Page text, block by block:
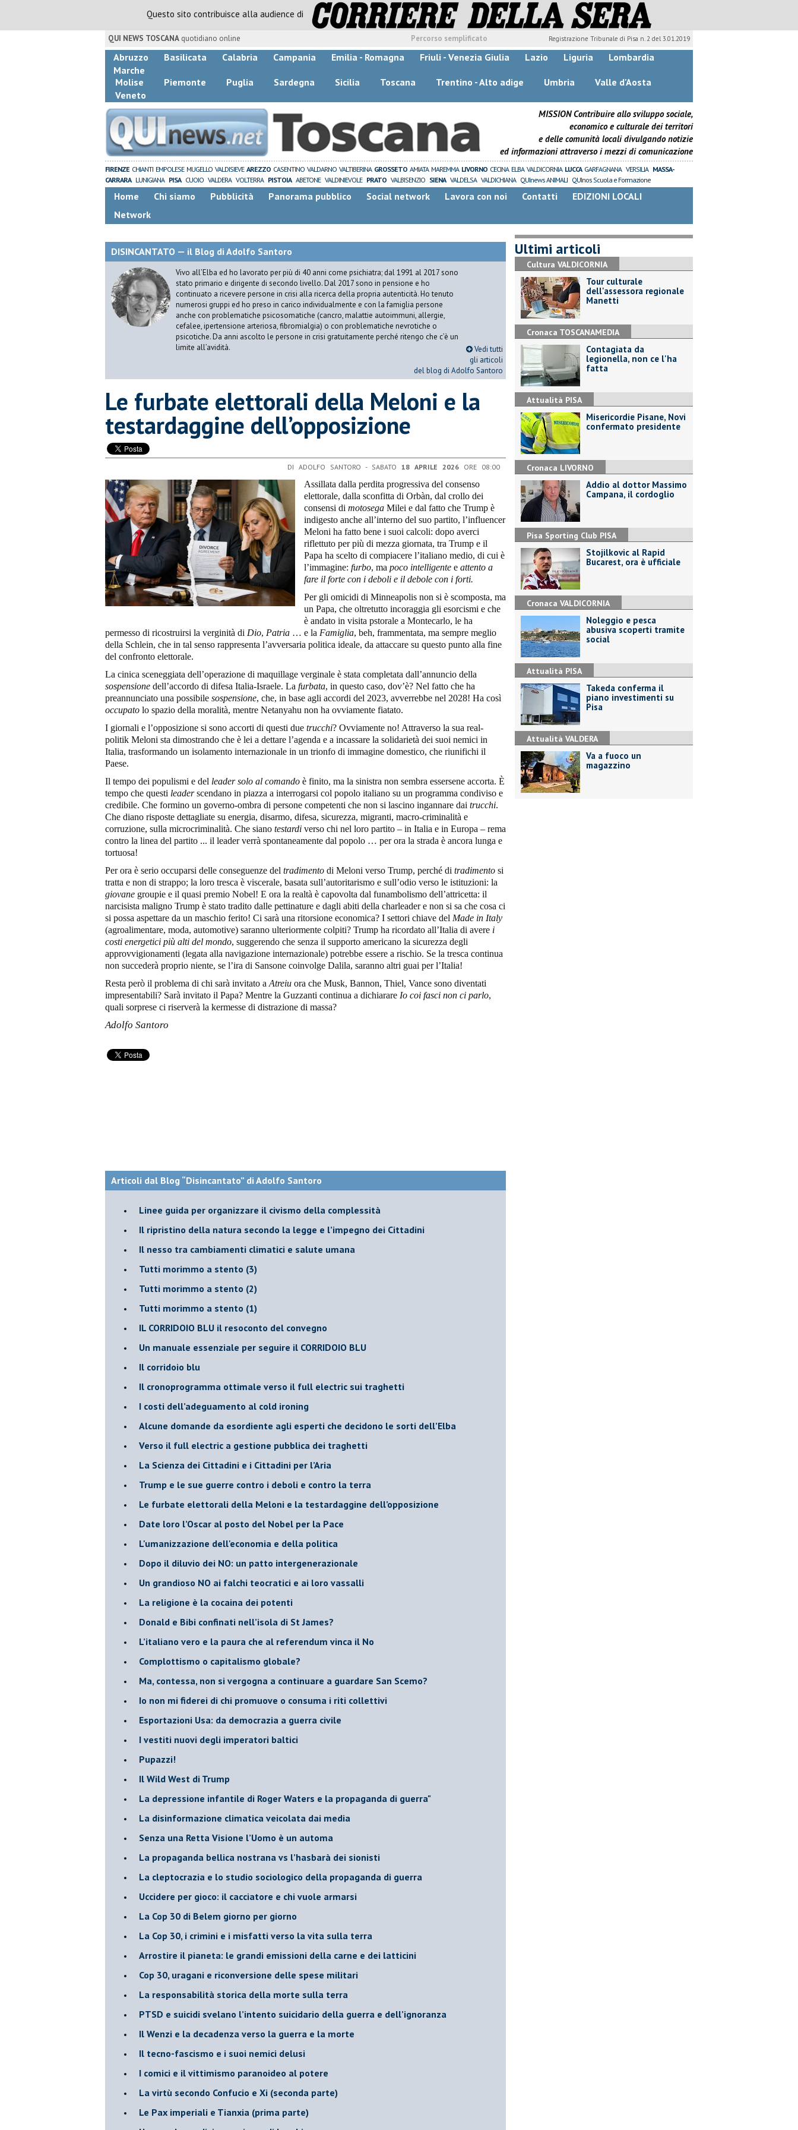
Questo sito contribuisce alla audience di
QUI NEWS TOSCANA quotidiano online Percorso semplificato Registrazione Tribunale di Pisa n. 2 del 3.01.2019
Abruzzo Basilicata Calabria Campania Emilia - Romagna Friuli - Venezia Giulia Lazio Liguria
Lombardia
Marche
Molise
Piemonte Puglia Sardegna Sicilia Toscana Trentino - Alto adige Umbria
Valle d'Aosta
Veneto
MISSION Contribuire allo sviluppo sociale,
economico e culturale dei territori
e delle comunità locali divulgando notizie
ed informazioni attraverso i mezzi di comunicazione
FIRENZE CHIANTI EMPOLESE MUGELLO VALDISIEVE AREZZO CASENTINO VALDARNO VALTIBERINA GROSSETO AMIATA MAREMMA LIVORNO CECINA ELBA VALDICORNIA LUCCA GARFAGNANA VERSILIA MASSA-
CARRARA LUNIGIANA PISA CUOIO VALDERA VOLTERRA PISTOIA ABETONE VALDINIEVOLE PRATO VALBISENZIO SIENA VALDELSA VALDICHIANA QUInews ANIMALI QUInos Scuola e Formazione
Home Chi siamo Pubblicità Panorama pubblico Social network Lavora con noi Contatti
EDIZIONI LOCALI
Network
DISINCANTATO — il Blog di Adolfo Santoro
Vivo all’Elba ed ho lavorato per più di 40 anni come psichiatra; dal 1991 al 2017 sono
stato primario e dirigente di secondo livello. Dal 2017 sono in pensione e ho
continuato a ricevere persone in crisi alla ricerca della propria autenticità. Ho tenuto
numerosi gruppi ed ho preso in carico individualmente e con la famiglia persone
anche con problematiche psicosomatiche (cancro, malattie autoimmuni, allergie,
cefalee, ipertensione arteriosa, fibromialgia) o con problematiche nevrotiche o
psicotiche. Da anni ascolto le persone in crisi gratuitamente perché ritengo che c’è un
limite all’avidità.
Vedi tutti
gli articoli
del blog di Adolfo Santoro
​Le furbate elettorali della Meloni e la
testardaggine dell’opposizione
DI ADOLFO SANTORO - SABATO 18 APRILE 2026 ORE 08:00
Assillata dalla perdita progressiva del consenso
elettorale, dalla sconfitta di Orbàn, dal crollo dei
consensi di motosega Milei e dal fatto che Trump è
indigesto anche all’interno del suo partito, l’influencer
Meloni ha fatto bene i suoi calcoli: dopo averci
riflettuto per più di mezza giornata, tra Trump e il
Papa ha scelto di compiacere l’italiano medio, di cui è
l’immagine: furbo, ma poco intelligente e attento a
fare il forte con i deboli e il debole con i forti.
Per gli omicidi di Minneapolis non si è scomposta, ma
un Papa, che oltretutto incoraggia gli esorcismi e che
è andato in visita pstorale a Montecarlo, le ha
permesso di ricostruirsi la verginità di Dio, Patria … e la Famiglia, beh, frammentata, ma sempre meglio
della Schlein, che in tal senso rappresenta l’avversaria politica ideale, da attaccare su questo punto alla fine
del confronto elettorale.
La cinica sceneggiata dell’operazione di maquillage verginale è stata completata dall’annuncio della
sospensione dell’accordo di difesa Italia-Israele. La furbata, in questo caso, dov’è? Nel fatto che ha
preannunciato una possibile sospensione, che, in base agli accordi del 2023, avverrebbe nel 2028! Ha così
occupato lo spazio della moralità, mentre Netanyahu non ha ovviamente fiatato.
I giornali e l’opposizione si sono accorti di questi due trucchi? Ovviamente no! Attraverso la sua real-
politik Meloni sta dimostrando che è lei a dettare l’agenda e a incassare la solidarietà dei suoi nemici in
Italia, trasformando un isolamento internazionale in un trionfo di immagine domestico, che riunifichi il
Paese.
Il tempo dei populismi e del leader solo al comando è finito, ma la sinistra non sembra essersene accorta. È
tempo che questi leaderscendano in piazza a interrogarsi col popolo italiano su un programma condiviso e
credibile. Che formino un governo-ombra di persone competenti che non si lascino ingannare dai trucchi.
Che diano risposte dettagliate su energia, disarmo, difesa, sicurezza, migranti, macro-criminalità e
corruzione, sulla microcriminalità. Che siano testardi verso chi nel loro partito – in Italia e in Europa – rema
contro la linea del partito ... il leader verrà spontaneamente dal popolo … per ora la strada è ancora lunga e
tortuosa!
Per ora è serio occuparsi delle conseguenze del tradimento di Meloni verso Trump, perché di tradimento si
tratta e non di strappo; la loro tresca è viscerale, basata sull’autoritarismo e sull’odio verso le istituzioni: la
giovane groupie e il quasi premio Nobel! E ora la realtà è capovolta dal funambolismo dell’attricetta: il
narcisista maligno Trump è stato tradito dalle pettinature e dagli abiti della charleader e non si sa che cosa ci
si possa aspettare da un maschio ferito! Ci sarà una ritorsione economica? I settori chiave del Made in Italy
(agroalimentare, moda, automotive) saranno ulteriormente colpiti? Trump ha ricordato all’Italia di avere i
costi energetici più alti del mondo, suggerendo che senza il supporto americano la sicurezza degli
approvvigionamenti (legata alla navigazione internazionale) potrebbe essere a rischio. Se la tresca continua
non succederà proprio niente, se l’ira di Sansone coinvolge Dalila, saranno altri guai per l’Italia!
Resta però il problema di chi sarà invitato a Atreiu ora che Musk, Bannon, Thiel, Vance sono diventati
impresentabili? Sarà invitato il Papa? Mentre la Guzzanti continua a dichiarare Io coi fasci non ci parlo,
quali sorprese ci riserverà la kermesse di distrazione di massa?
Adolfo Santoro
Articoli dal Blog “Disincantato” di Adolfo Santoro
​Linee guida per organizzare il civismo della complessità
​Il ripristino della natura secondo la legge e l’impegno dei Cittadini
Il nesso tra cambiamenti climatici e salute umana
Tutti morimmo a stento (3)
Tutti morimmo a stento (2)
​Tutti morimmo a stento (1)
IL CORRIDOIO BLU il resoconto del convegno
Un manuale essenziale per seguire il CORRIDOIO BLU
Il corridoio blu
​Il cronoprogramma ottimale verso il full electric sui traghetti
​I costi dell’adeguamento al cold ironing
Alcune domande da esordiente agli esperti che decidono le sorti dell’Elba
Verso il full electric a gestione pubblica dei traghetti​
​La Scienza dei Cittadini e i Cittadini per l’Aria
Trump e le sue guerre contro i deboli e contro la terra
​Le furbate elettorali della Meloni e la testardaggine dell’opposizione
​Date loro l’Oscar al posto del Nobel per la Pace
L'umanizzazione dell'economia e della politica
​Dopo il diluvio dei NO: un patto intergenerazionale
​Un grandioso NO ai falchi teocratici e ai loro vassalli
La religione è la cocaina dei potenti
Donald e Bibi confinati nell’isola di St James?
L’italiano vero e la paura che al referendum vinca il No
​Complottismo o capitalismo globale?
​Ma, contessa, non si vergogna a continuare a guardare San Scemo?
​Io non mi fiderei di chi promuove o consuma i riti collettivi
Esportazioni Usa: da democrazia a guerra civile
​I vestiti nuovi degli imperatori baltici
​Pupazzi!
​Il Wild West di Trump
​La depressione infantile di Roger Waters e la propaganda di guerra"
​La disinformazione climatica veicolata dai media
Senza una Retta Visione l’Uomo è un automa
​La propaganda bellica nostrana vs l’hasbarà dei sionisti
​La cleptocrazia e lo studio sociologico della propaganda di guerra
​Uccidere per gioco: il cacciatore e chi vuole armarsi
​La Cop 30 di Belem giorno per giorno
La Cop 30, i crimini e i misfatti verso la vita sulla terra
Arrostire il pianeta: le grandi emissioni della carne e dei latticini
​Cop 30, uragani e riconversione delle spese militari
La responsabilità storica della morte sulla terra
PTSD e suicidi svelano l’intento suicidario della guerra e dell’ignoranza
Il Wenzi e la decadenza verso la guerra e la morte
​Il tecno-fascismo e i suoi nemici delusi
​I comici e il vittimismo paranoideo al potere
​La virtù secondo Confucio e Xi (seconda parte)
Le Pax imperiali e Tianxia (prima parte)
Ultimi articoli
Cultura VALDICORNIA
Tour culturale
dell'assessora regionale
Manetti
Cronaca TOSCANAMEDIA
Contagiata da
legionella, non ce l'ha
fatta
Attualità PISA
Misericordie Pisane, Novi
confermato presidente
Cronaca LIVORNO
Addio al dottor Massimo
Campana, il cordoglio
Pisa Sporting Club PISA
Stojilkovic al Rapid
Bucarest, ora è ufficiale
Cronaca VALDICORNIA
Noleggio e pesca
abusiva scoperti tramite
social
Attualità PISA
Takeda conferma il
piano investimenti su
Pisa
Attualità VALDERA
Va a fuoco un
magazzino